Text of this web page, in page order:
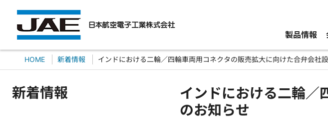
製品情報
HOME 新着情報 インドにおける二輪／四輪車両用コネクタの販売拡大に向けた合弁会社
新着情報
インドにおける二輪／
のお知らせ